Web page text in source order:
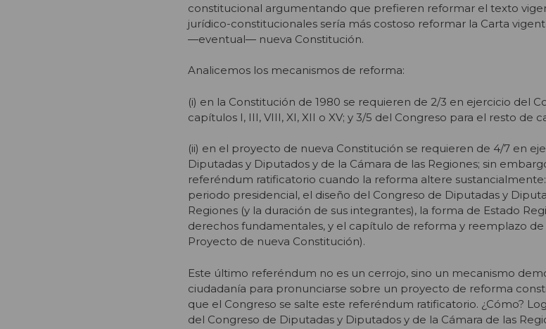
constitucional argumentando que prefieren reformar el texto
jurídico-constitucionales sería más costoso reformar la Carta
―eventual― nueva Constitución.
Analicemos los mecanismos de reforma:
(i) en la Constitución de 1980 se requieren de 2/3 en ejercicio del
capítulos I, III, VIII, XI, XII o XV; y 3/5 del Congreso para el resto de
(ii) en el proyecto de nueva Constitución se requieren de 4/7 en
Diputadas y Diputados y de la Cámara de las Regiones; sin
referéndum ratificatorio cuando la reforma altere
periodo presidencial, el diseño del Congreso de Diputadas y
Regiones (y la duración de sus integrantes), la forma de Estado
derechos fundamentales, y el capítulo de reforma y reemplazo de
Proyecto de nueva Constitución).
Este último referéndum no es un cerrojo, sino un mecanismo
ciudadanía para pronunciarse sobre un proyecto de reforma
que el Congreso se salte este referéndum ratificatorio. ¿Cómo?
del Congreso de Diputadas y Diputados y de la Cámara de las